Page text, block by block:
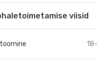
viisid